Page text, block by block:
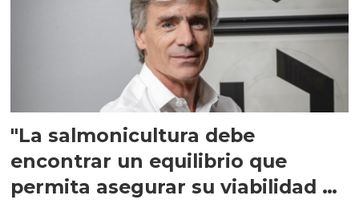
"La salmonicultura debe
encontrar un equilibrio que
permita asegurar su viabilidad de